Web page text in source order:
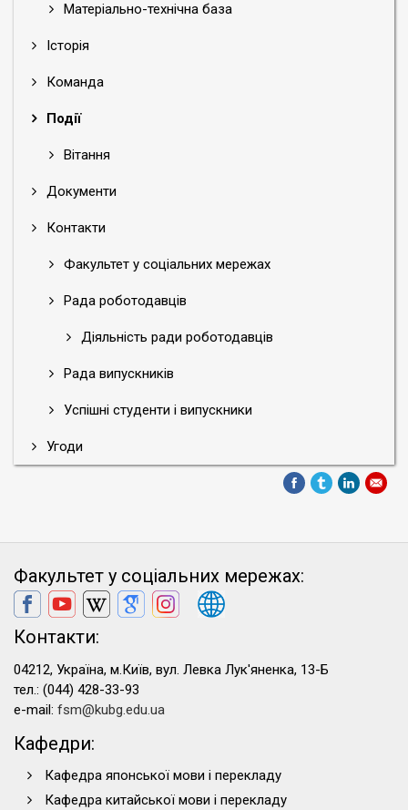
Матеріально-технічна база
Історія
Команда
Події
Вітання
Документи
Контакти
Факультет у соціальних мережах
Рада роботодавців
Діяльність ради роботодавців
Рада випускників
Успішні студенти і випускники
Угоди
Факультет у соціальних мережах:
Контакти:
04212, Україна, м.Київ, вул. Левка Лук'яненка, 13-Б
тел.: (044) 428-33-93
e-mail: fsm@kubg.edu.ua
Кафедри:
Кафедра японської мови і перекладу
Кафедра китайської мови і перекладу